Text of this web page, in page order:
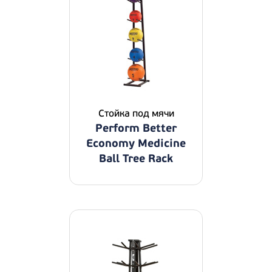
Стойка под мячи
Perform Better
Economy Medicine
Ball Tree Rack